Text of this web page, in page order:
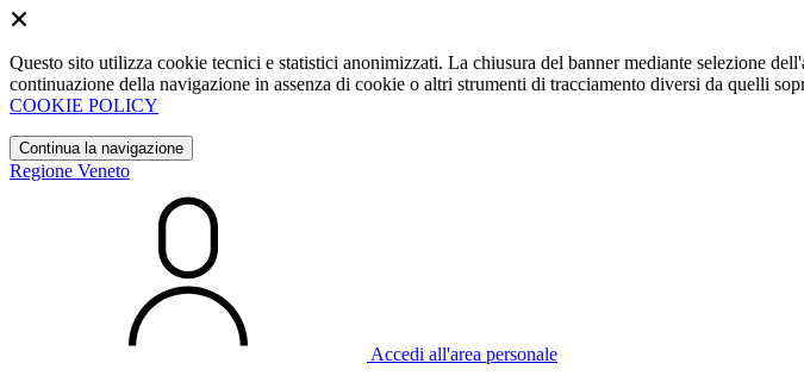
Questo sito utilizza cookie tecnici e statistici anonimizzati. La chiusura del banner mediante selezione
continuazione della navigazione in assenza di cookie o altri strumenti di tracciamento diversi da quelli
COOKIE POLICY
Continua la navigazione
Regione Veneto
Accedi all'area personale